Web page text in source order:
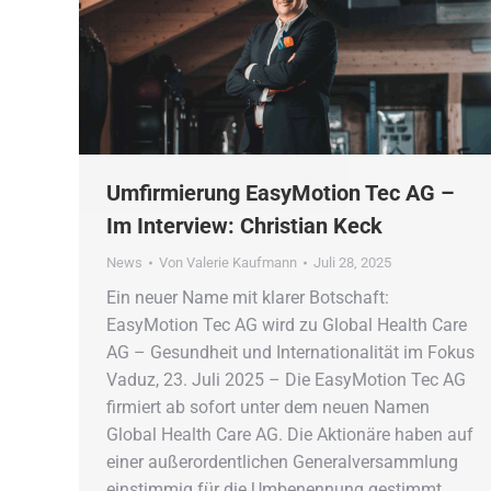
Umfirmierung EasyMotion Tec AG –
Im Interview: Christian Keck
News Von Valerie Kaufmann Juli 28, 2025
Ein neuer Name mit klarer Botschaft:
EasyMotion Tec AG wird zu Global Health Care
AG – Gesundheit und Internationalität im Fokus
Vaduz, 23. Juli 2025 – Die EasyMotion Tec AG
firmiert ab sofort unter dem neuen Namen
Global Health Care AG. Die Aktionäre haben auf
einer außerordentlichen Generalversammlung